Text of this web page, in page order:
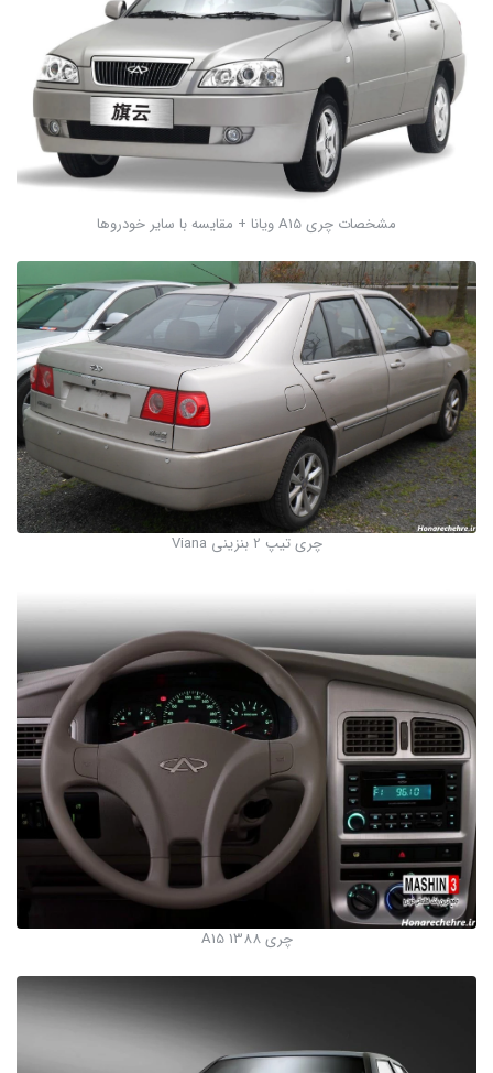
مشخصات چری A15 ویانا + مقایسه با سایر خودروها
چری تیپ 2 بنزینی Viana
چری A15 1388